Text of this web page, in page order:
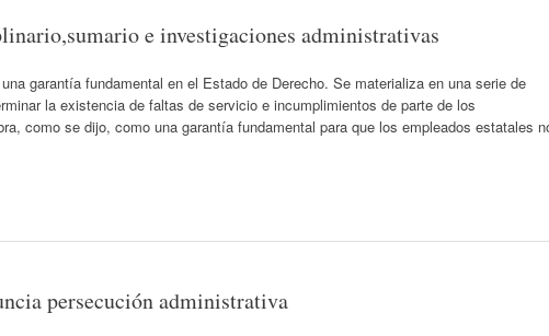
e investigaciones administrativas
garantía fundamental en el Estado de Derecho. Se materializa en una serie de
la existencia de faltas de servicio e incumplimientos de parte de los
como se dijo, como una garantía fundamental para que los empleados estatales
persecución administrativa